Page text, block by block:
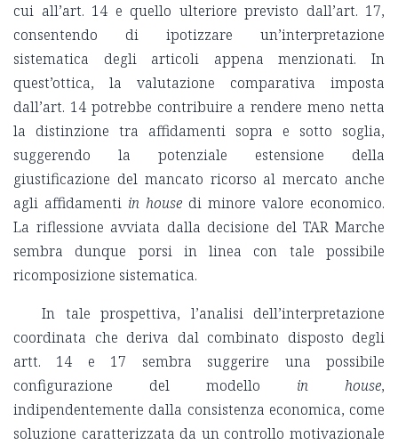
cui all’art. 14 e quello ulteriore previsto dall’art. 17,
consentendo di ipotizzare un’interpretazione
sistematica degli articoli appena menzionati. In
quest’ottica, la valutazione comparativa imposta
dall’art. 14 potrebbe contribuire a rendere meno netta
la distinzione tra affidamenti sopra e sotto soglia,
suggerendo la potenziale estensione della
giustificazione del mancato ricorso al mercato anche
agli affidamenti in house di minore valore economico.
La riflessione avviata dalla decisione del TAR Marche
sembra dunque porsi in linea con tale possibile
ricomposizione sistematica.
In tale prospettiva, l’analisi dell’interpretazione
coordinata che deriva dal combinato disposto degli
artt. 14 e 17 sembra suggerire una possibile
configurazione del modello in house,
indipendentemente dalla consistenza economica, come
soluzione caratterizzata da un controllo motivazionale